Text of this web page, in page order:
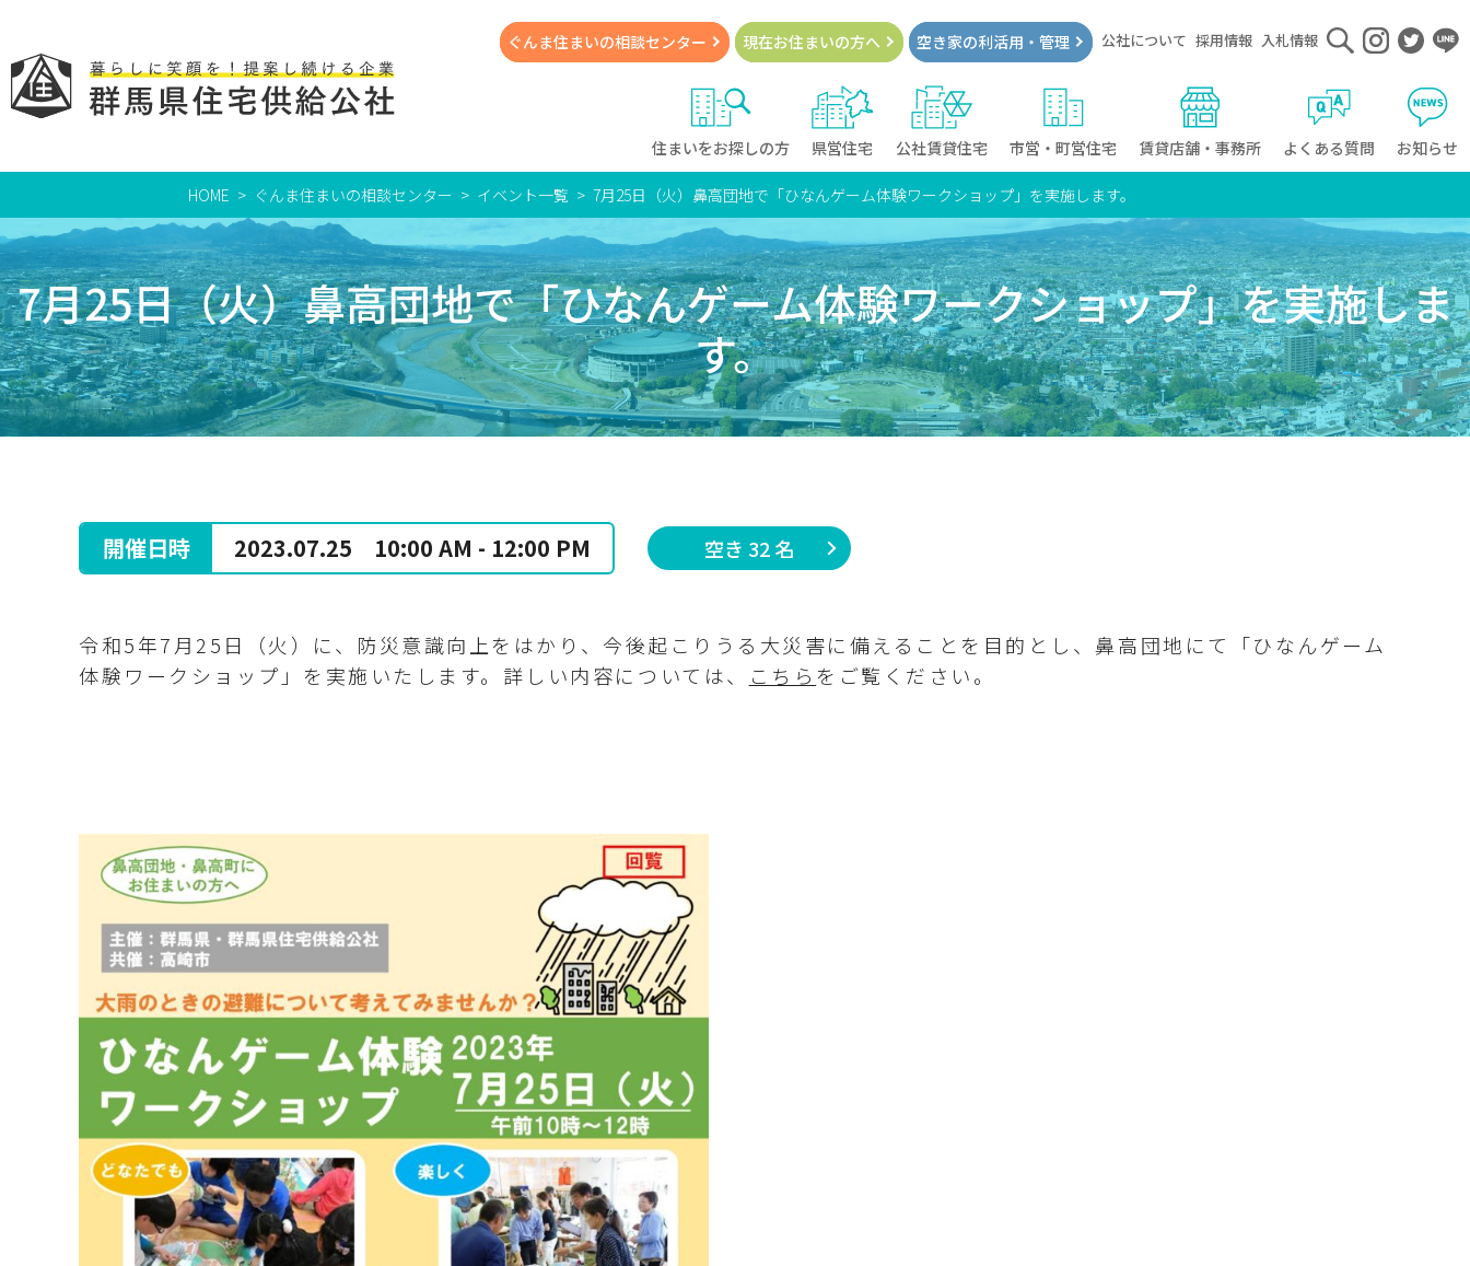
住まいをお探しの方 県営住宅 公社賃貸住宅 市営・町営住宅 賃貸店舗・事務所 よくある質問 お知らせ
ぐんま住まいの相談センター 現在お住まいの方へ 空き家の利活用・管理 公社について 採用情報 入札情報
HOME ぐんま住まいの相談センター イベント一覧 7月25日（火）鼻高団地で「ひなんゲーム体験ワークショップ」を実施します。
7月25日（火）鼻高団地で「ひなんゲーム体験ワークショップ」を実施しま
す。
開催日時 2023.07.25 10:00 AM - 12:00 PM 空き 32 名
令和5年7 月 25 日（火）に、防災意識向上をはかり、今後起こりうる大災害に備えることを目的とし、鼻高団地にて「ひなんゲーム
体験ワークショップ」を実施いたします。詳しい内容については、
こちら をご覧ください。